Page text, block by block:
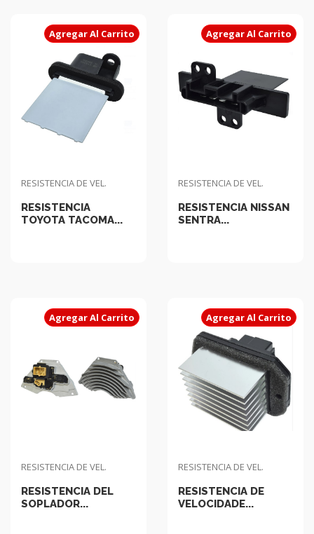
Agregar Al Carrito
RESISTENCIA DE VEL.
RESISTENCIA
TOYOTA TACOMA...
Agregar Al Carrito
RESISTENCIA DE VEL.
RESISTENCIA NISSAN
SENTRA...
Agregar Al Carrito
RESISTENCIA DE VEL.
RESISTENCIA DEL
SOPLADOR...
Agregar Al Carrito
RESISTENCIA DE VEL.
RESISTENCIA DE
VELOCIDADE...